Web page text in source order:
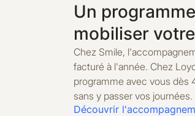
Un
mobiliser
Chez Smile,
facturé à l'année. Chez
programme avec vous dès
sans y passer vos journées.
Découvrir